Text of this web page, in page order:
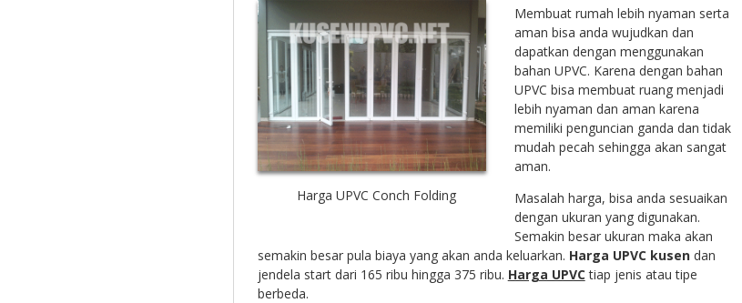
Harga UPVC Conch Folding
Membuat rumah lebih nyaman serta
aman bisa anda wujudkan dan
dapatkan dengan menggunakan
bahan UPVC. Karena dengan bahan
UPVC bisa membuat ruang menjadi
lebih nyaman dan aman karena
memiliki penguncian ganda dan tidak
mudah pecah sehingga akan sangat
aman.
Masalah harga, bisa anda sesuaikan
dengan ukuran yang digunakan.
Semakin besar ukuran maka akan
semakin besar pula biaya yang akan anda keluarkan. Harga UPVC kusendan
jendela start dari 165 ribu hingga 375 ribu. Harga UPVCtiap jenis atau tipe
berbeda.